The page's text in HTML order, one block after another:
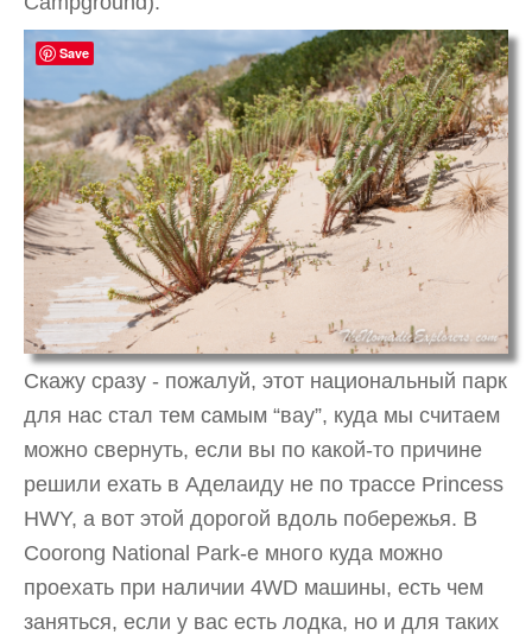
Скажу сразу - пожалуй, этот национальный парк
для нас стал тем самым “вау”, куда мы считаем
можно свернуть, если вы по какой-то причине
решили ехать в Аделаиду не по трассе Princess
HWY, а вот этой дорогой вдоль побережья. В
Coorong National Park-е много куда можно
проехать при наличии 4WD машины, есть чем
заняться, если у вас есть лодка, но и для таких
Save